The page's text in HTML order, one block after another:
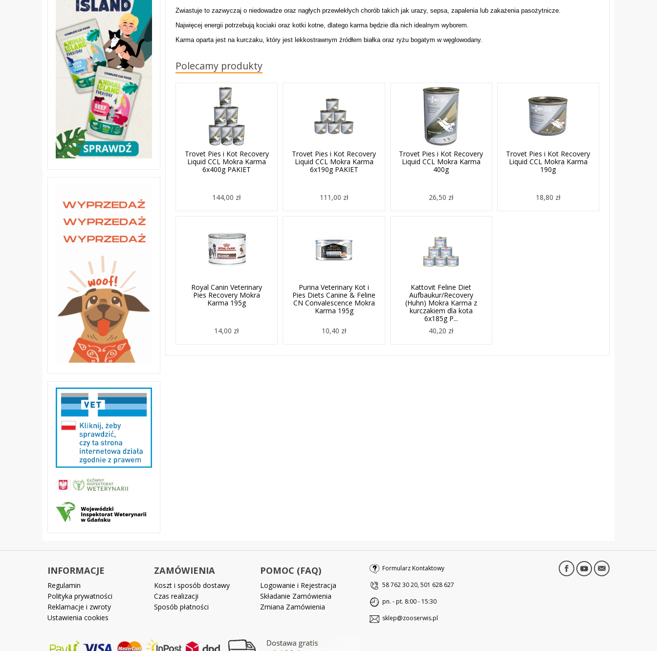
Zwiastuje to zazwyczaj o niedowadze oraz nagłych przewlekłych chorób takich jak urazy, sepsa, zapalenia lub zakażenia pasożytnicze.
Najwięcej energii potrzebują kociaki oraz kotki kotne, dlatego karma będzie dla nich idealnym wyborem.
Karma oparta jest na kurczaku, który jest lekkostrawnym źródłem białka oraz ryżu bogatym w węglowodany.
Polecamy produkty
Trovet Pies i Kot Recovery
Liquid CCL Mokra Karma
6x400g PAKIET
144,00 zł
Trovet Pies i Kot Recovery
Liquid CCL Mokra Karma
6x190g PAKIET
111,00 zł
Trovet Pies i Kot Recovery
Liquid CCL Mokra Karma
400g
26,50 zł
Trovet Pies i Kot Recovery
Liquid CCL Mokra Karma
190g
18,80 zł
Royal Canin Veterinary
Pies Recovery Mokra
Karma 195g
14,00 zł
Purina Veterinary Kot i
Pies Diets Canine & Feline
CN Convalescence Mokra
Karma 195g
10,40 zł
Kattovit Feline Diet
Aufbaukur/Recovery
(Huhn) Mokra Karma z
kurczakiem dla kota
6x185g P...
40,20 zł
INFORMACJE
Regulamin
Polityka prywatności
Reklamacje i zwroty
Ustawienia cookies
ZAMÓWIENIA
Koszt i sposób dostawy
Czas realizacji
Sposób płatności
POMOC (FAQ)
Logowanie i Rejestracja
Składanie Zamówienia
Zmiana Zamówienia
Formularz Kontaktowy
58 762 30 20, 501 628 627
pn. - pt. 8:00 - 15:30
sklep@zooserwis.pl